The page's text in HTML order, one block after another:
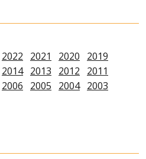
2022 2021 2020
2019
2014 2013 2012
2011
2006 2005 2004 2003